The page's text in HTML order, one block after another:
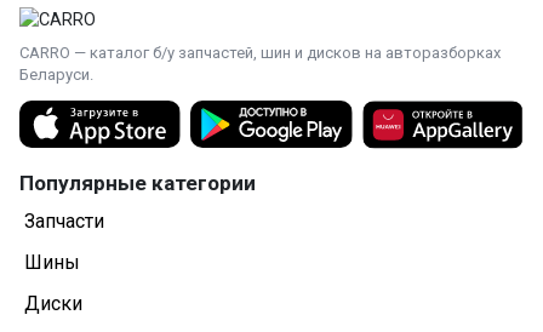
CARRO — каталог б/у запчастей, шин и дисков на авторазборках
Беларуси.
Популярные категории
Запчасти
Шины
Диски